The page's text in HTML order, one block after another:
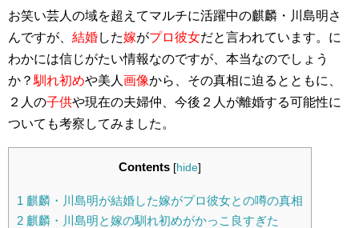
お笑い芸人の域を超えてマルチに活躍中の麒麟・川島明さ
んですが、 結婚した嫁がプロ彼女だと言われています。に
わかには信じがたい情報なのですが、本当なのでしょう
か？ 馴れ初めや美人 画像から、その真相に迫るとともに、
２人の子供や現在の夫婦仲、今後２人が離婚する可能性に
ついても考察してみました。
Contents [hide]
1 麒麟・川島明が結婚した嫁がプロ彼女との噂の真相
2 麒麟・川島明と嫁の馴れ初めがかっこ良すぎた